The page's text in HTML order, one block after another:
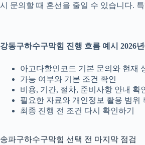
시 문의할 때 혼선을 줄일 수 있습니다.
강동구하수구막힘 진행 흐름 예시 2026
아고다할인코드 기본 문의와 현재
가능 여부와 기본 조건 확인
비용, 기간, 절차, 준비사항 안내 확
필요한 자료와 개인정보 활용 범위
최종 진행 전 조건 다시 확인하기
송파구하수구막힘 선택 전 마지막 점검